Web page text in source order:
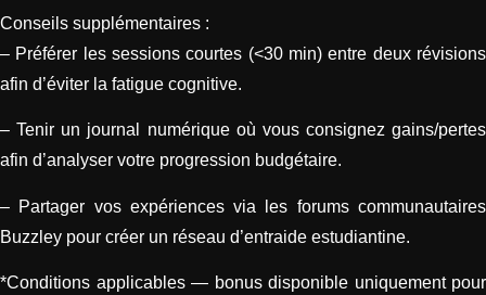
Conseils supplémentaires :
– Préférer les sessions courtes (<30 min) entre deux révisions
afin d’éviter la fatigue cognitive.
– Tenir un journal numérique où vous consignez gains/pertes
afin d’analyser votre progression budgétaire.
– Partager vos expériences via les forums communautaires
Buzzley pour créer un réseau d’entraide estudiantine.
*Conditions applicables — bonus disponible uniquement pour